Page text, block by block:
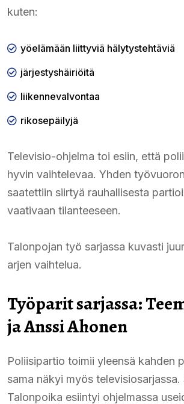
kuten:
yöelämään liittyviä hälytystehtäviä
järjestyshäiriöitä
liikennevalvontaa
rikosepäilyjä
Televisio-ohjelma toi esiin, että
hyvin vaihtelevaa. Yhden
saatettiin siirtyä rauhallisesta
vaativaan tilanteeseen.
Talonpojan työ sarjassa kuvasti
arjen vaihtelua.
Työparit sarjassa:
ja Anssi Ahonen
Poliisipartio toimii yleensä kahden
sama näkyi myös televisiosarjassa.
Talonpoika esiintyi ohjelmassa